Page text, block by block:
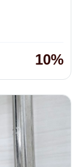
10%